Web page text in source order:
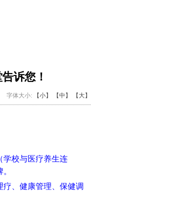
诉您！
字体大小: 【小】 【中】 【大】
学校与医疗养生连
、健康管理、保健调